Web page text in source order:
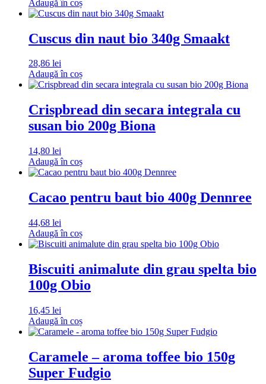
Adaugă în coș
Cuscus din naut bio 340g Smaakt
28,86 lei
Adaugă în coș
Crispbread din secara integrala cu
susan bio 200g Biona
14,80 lei
Adaugă în coș
Cacao pentru baut bio 400g Dennree
44,68 lei
Adaugă în coș
Biscuiti animalute din grau spelta bio
100g Obio
16,45 lei
Adaugă în coș
Caramele – aroma toffee bio 150g
Super Fudgio